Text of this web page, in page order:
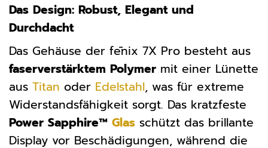
Das Design: Robust, Elegant und
Durchdacht
Das Gehäuse der fēnix 7X Pro besteht aus
faserverstärktem Polymer mit einer Lünette
aus Titan oder Edelstahl, was für extreme
Widerstandsfähigkeit sorgt. Das kratzfeste
Power Sapphire™ Glas schützt das brillante
Display vor Beschädigungen, während die